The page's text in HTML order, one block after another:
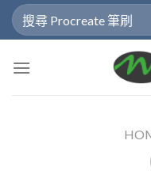
SkipSearch
for: